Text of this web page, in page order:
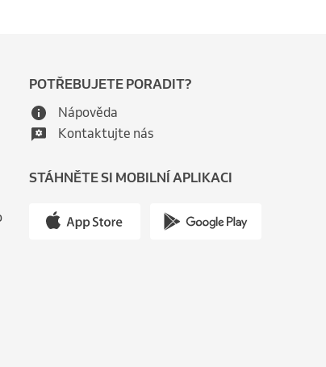
POTŘEBUJETE PORADIT?
Nápověda
Kontaktujte nás
STÁHNĚTE SI MOBILNÍ APLIKACI